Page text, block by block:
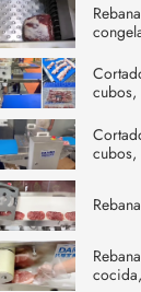
cubos,
cubos,